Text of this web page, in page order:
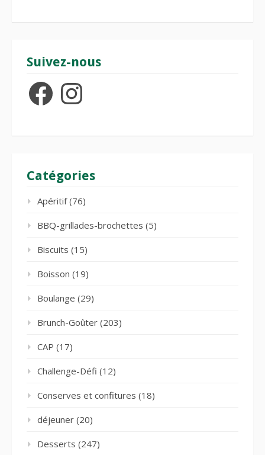
Suivez-nous
FacebookInstagram
Catégories
Apéritif(76)
BBQ-grillades-brochettes (5)
Biscuits (15)
Boisson (19)
Boulange (29)
Brunch-Goûter (203)
CAP (17)
Challenge-Défi (12)
Conserves et confitures (18)
déjeuner (20)
Desserts (247)